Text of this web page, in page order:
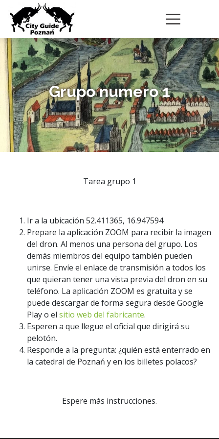
Grupo numero 1
Tarea grupo 1
Ir a la ubicación 52.411365, 16.947594
Prepare la aplicación ZOOM para recibir la imagen
del dron. Al menos una persona del grupo. Los
demás miembros del equipo también pueden
unirse. Envíe el enlace de transmisión a todos los
que quieran tener una vista previa del dron en su
teléfono. La aplicación ZOOM es gratuita y se
puede descargar de forma segura desde Google
Play o el sitio web del fabricante.
Esperen a que llegue el oficial que dirigirá su
pelotón.
Responde a la pregunta: ¿quién está enterrado en
la catedral de Poznań y en los billetes polacos?
Espere más instrucciones.